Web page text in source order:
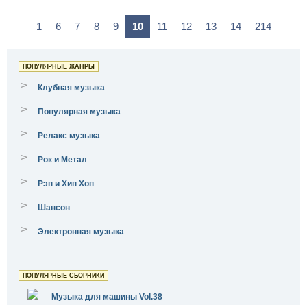
1 6 7 8 9 10 11 12 13 14 214
ПОПУЛЯРНЫЕ ЖАНРЫ
> Клубная музыка
> Популярная музыка
> Релакс музыка
> Рок и Метал
> Рэп и Хип Хоп
> Шансон
> Электронная музыка
ПОПУЛЯРНЫЕ СБОРНИКИ
Музыка для машины Vol.38